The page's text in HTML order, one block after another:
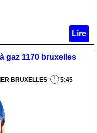
Lire
gaz 1170 bruxelles
BRUXELLES 5:45